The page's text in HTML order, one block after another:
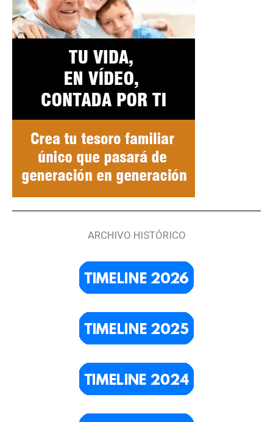
ARCHIVO HISTÓRICO